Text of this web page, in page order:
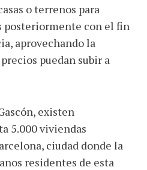
o terrenos para
posteriormente con el fin
aprovechando la
puedan subir a
existen
5.000 viviendas
ciudad donde la
residentes de esta